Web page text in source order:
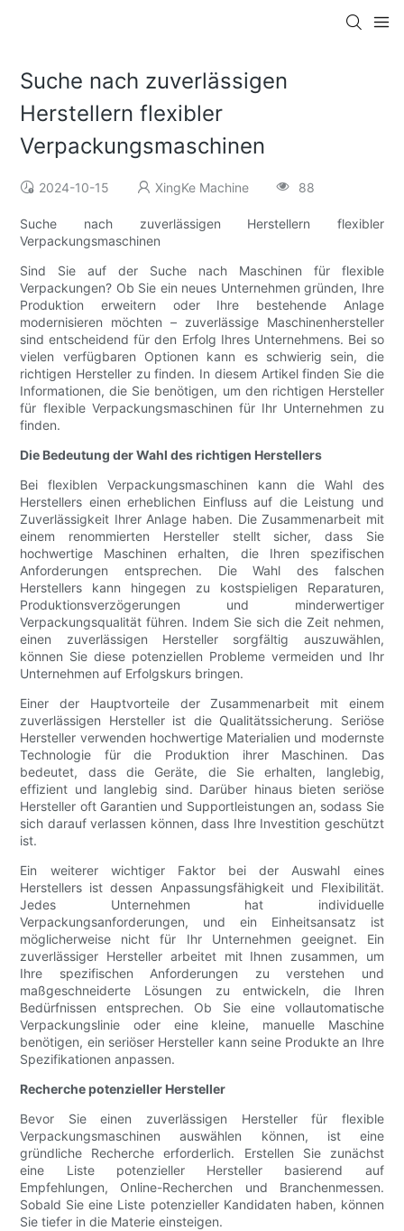
Suche nach zuverlässigen
Herstellern flexibler
Verpackungsmaschinen
2024-10-15 XingKe Machine 88
Suche nach zuverlässigen Herstellern flexibler
Verpackungsmaschinen
Sind Sie auf der Suche nach Maschinen für flexible
Verpackungen? Ob Sie ein neues Unternehmen gründen, Ihre
Produktion erweitern oder Ihre bestehende Anlage
modernisieren möchten – zuverlässige Maschinenhersteller
sind entscheidend für den Erfolg Ihres Unternehmens. Bei so
vielen verfügbaren Optionen kann es schwierig sein, die
richtigen Hersteller zu finden. In diesem Artikel finden Sie die
Informationen, die Sie benötigen, um den richtigen Hersteller
für flexible Verpackungsmaschinen für Ihr Unternehmen zu
finden.
Die Bedeutung der Wahl des richtigen Herstellers
Bei flexiblen Verpackungsmaschinen kann die Wahl des
Herstellers einen erheblichen Einfluss auf die Leistung und
Zuverlässigkeit Ihrer Anlage haben. Die Zusammenarbeit mit
einem renommierten Hersteller stellt sicher, dass Sie
hochwertige Maschinen erhalten, die Ihren spezifischen
Anforderungen entsprechen. Die Wahl des falschen
Herstellers kann hingegen zu kostspieligen Reparaturen,
Produktionsverzögerungen und minderwertiger
Verpackungsqualität führen. Indem Sie sich die Zeit nehmen,
einen zuverlässigen Hersteller sorgfältig auszuwählen,
können Sie diese potenziellen Probleme vermeiden und Ihr
Unternehmen auf Erfolgskurs bringen.
Einer der Hauptvorteile der Zusammenarbeit mit einem
zuverlässigen Hersteller ist die Qualitätssicherung. Seriöse
Hersteller verwenden hochwertige Materialien und modernste
Technologie für die Produktion ihrer Maschinen. Das
bedeutet, dass die Geräte, die Sie erhalten, langlebig,
effizient und langlebig sind. Darüber hinaus bieten seriöse
Hersteller oft Garantien und Supportleistungen an, sodass Sie
sich darauf verlassen können, dass Ihre Investition geschützt
ist.
Ein weiterer wichtiger Faktor bei der Auswahl eines
Herstellers ist dessen Anpassungsfähigkeit und Flexibilität.
Jedes Unternehmen hat individuelle
Verpackungsanforderungen, und ein Einheitsansatz ist
möglicherweise nicht für Ihr Unternehmen geeignet. Ein
zuverlässiger Hersteller arbeitet mit Ihnen zusammen, um
Ihre spezifischen Anforderungen zu verstehen und
maßgeschneiderte Lösungen zu entwickeln, die Ihren
Bedürfnissen entsprechen. Ob Sie eine vollautomatische
Verpackungslinie oder eine kleine, manuelle Maschine
benötigen, ein seriöser Hersteller kann seine Produkte an Ihre
Spezifikationen anpassen.
Recherche potenzieller Hersteller
Bevor Sie einen zuverlässigen Hersteller für flexible
Verpackungsmaschinen auswählen können, ist eine
gründliche Recherche erforderlich. Erstellen Sie zunächst
eine Liste potenzieller Hersteller basierend auf
Empfehlungen, Online-Recherchen und Branchenmessen.
Sobald Sie eine Liste potenzieller Kandidaten haben, können
Sie tiefer in die Materie einsteigen.